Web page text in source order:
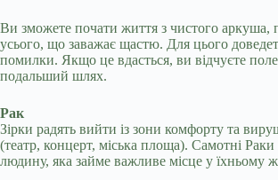
Ви зможете почати життя з чистого аркуша,
усього, що заважає щастю. Для цього
помилки. Якщо це вдасться, ви відчуєте
подальший шлях.
Рак
Зірки радять вийти із зони комфорту та
(театр, концерт, міська площа). Самотні Раки
людину, яка займе важливе місце у їхньому